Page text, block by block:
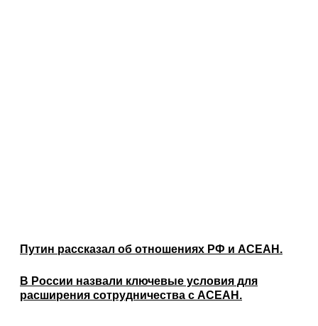
Путин рассказал об отношениях РФ и АСЕАН.
В России назвали ключевые условия для
расширения сотрудничества с АСЕАН.